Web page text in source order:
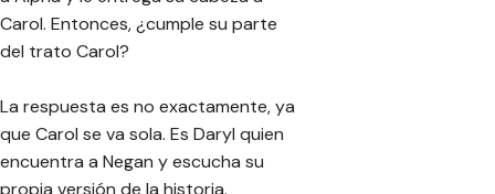
Carol. Entonces, ¿cumple su parte
del trato Carol?
La respuesta es no exactamente, ya
que Carol se va sola. Es Daryl quien
encuentra a Negan y escucha su